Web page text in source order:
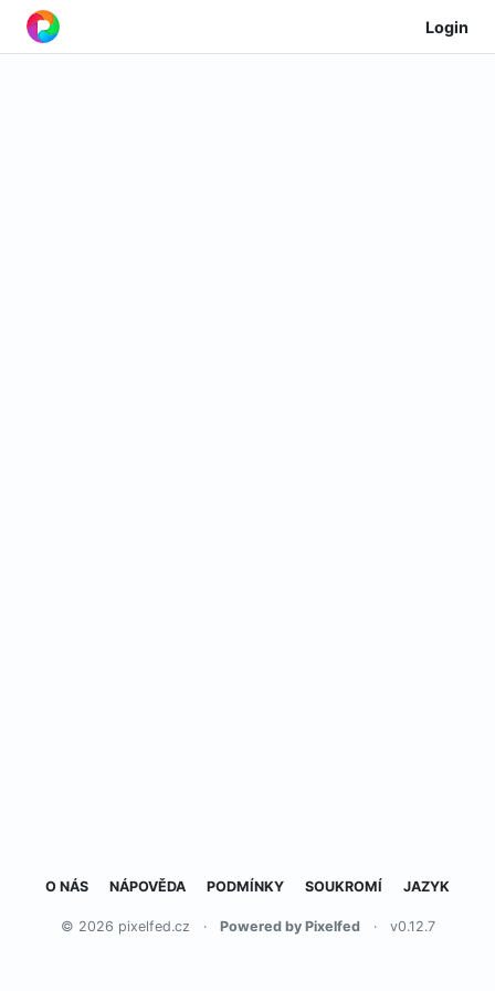
Login
O NÁS NÁPOVĚDA PODMÍNKY SOUKROMÍ JAZYK
© 2026 pixelfed.cz · Powered by Pixelfed · v0.12.7